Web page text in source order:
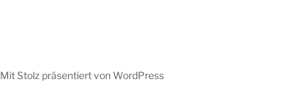
Mit Stolz präsentiert von WordPress